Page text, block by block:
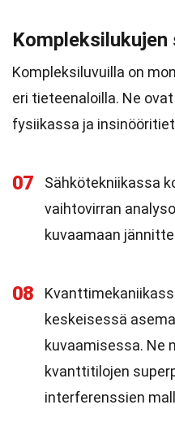
Kompleksiluvuilla on
eri tieteenaloilla. Ne
fysiikassa ja
07
Sähkötekniikassa
vaihtovirran
kuvaamaan
08
keskeisessä
kuvaamisessa. Ne
kvanttitilojen
interferenssien